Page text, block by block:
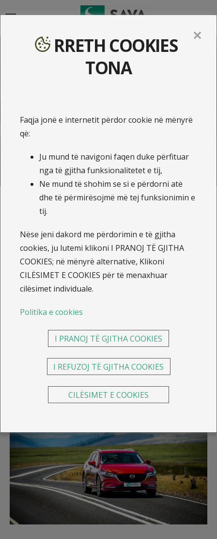
Kasko sigurimi për vetura
Kasko
Kasko sigurimi për vetura
Zgjedhni njërën nga pakot Kasko për
sigurimin e automjetit të ofruar nga
Illyria dhe udhëtoni të sigurt
aksidentit për dëmet që i shkaktohen mjetit tuaj
motorik dhe kompenson shpenzimet nga dëmet si:
shkatërrimi, humbja apo dëmtimi.
KS SAVA sh.a do të ofrojë mbrojtje maksimale duke
✕
RRETH COOKIES
TONA
Faqja jonë e internetit përdor cookie në mënyrë
që:
Ju mund të navigoni faqen duke përfituar
nga të gjitha funksionalitetet e tij,
Ne mund të shohim se si e përdorni atë
dhe të përmirësojmë më tej funksionimin e
tij.
Nëse jeni dakord me përdorimin e të gjitha
cookies, ju lutemi klikoni I PRANOJ TË GJITHA
COOKIES; në mënyrë alternative, Klikoni
CILËSIMET E COOKIES për të menaxhuar
cilësimet individuale.
Politika e cookies
I PRANOJ TË GJITHA COOKIES
I REFUZOJ TË GJITHA COOKIES
CILËSIMET E COOKIES